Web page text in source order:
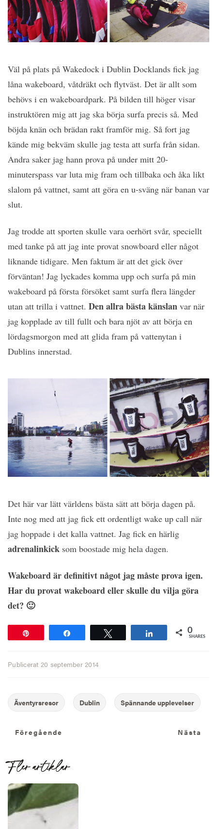
Väl på plats på Wakedock i Dublin Docklands fick jag
låna wakeboard, våtdräkt och flytväst. Det är allt som
behövs i en wakeboardpark. På bilden till höger visar
instruktören mig att jag ska börja surfa precis så. Med
böjda knän och brädan rakt framför mig. Så fort jag
kände mig bekväm skulle jag testa att surfa från sidan.
Andra saker jag hann prova på under mitt 20-
minuterspass var luta mig fram och tillbaka och åka likt
slalom på vattnet, samt att göra en u-sväng när banan var
slut.
Jag trodde att sporten skulle vara oerhört svår, speciellt
med tanke på att jag inte provat snowboard eller något
liknande tidigare. Men faktum är att det gick över
förväntan! Jag lyckades komma upp och surfa på min
wakeboard på första försöket samt surfa flera längder
utan att trilla i vattnet. Den allra bästa känslan var när
jag kopplade av till fullt och bara njöt av att börja en
lördagsmorgon med att glida fram på vattenytan i
Dublins innerstad.
Det här var lätt världens bästa sätt att börja dagen på.
Inte nog med att jag fick ett ordentligt wake up call när
jag hoppade i det kalla vattnet. Jag fick en härlig
adrenalinkick som boostade mig hela dagen.
Wakeboard är definitivt något jag måste prova igen.
Har du provat wakeboard eller skulle du vilja göra
det? 🙂
Share 0
SHARES
Publicerat 20 september 2014
Föregående
Föregående Nästa
Fler artiklar